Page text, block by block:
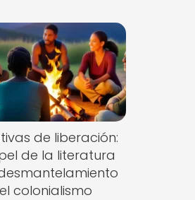
de liberación:
de la literatura
colonialismo